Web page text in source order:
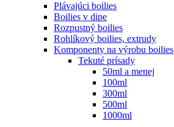
Plávajúci boilies
Boilies v dipe
Rozpustný boilies
Rohlíkový boilies, extrudy
Komponenty na výrobu boilies
Tekuté prísady
50ml a menej
100ml
300ml
500ml
1000ml